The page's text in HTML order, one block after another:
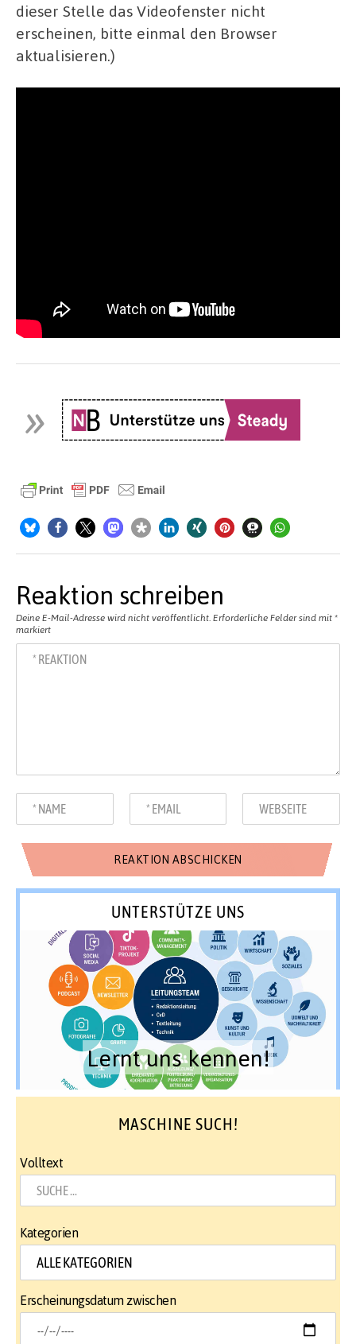
dieser Stelle das Videofenster nicht
erscheinen, bitte einmal den Browser
aktualisieren.)
Reaktion schreiben
Deine E-Mail-Adresse wird nicht veröffentlicht. Erforderliche Felder sind mit *
markiert
UNTERSTÜTZE UNS
Lernt uns kennen!
MASCHINE SUCH!
Volltext
Kategorien
Erscheinungsdatum zwischen